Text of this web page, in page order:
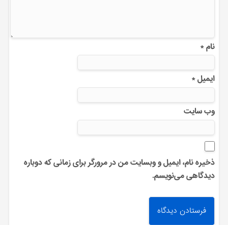
نام*
ایمیل*
وب‌ سایت
ذخیره نام، ایمیل و وبسایت من در مرورگر برای زمانی که دوباره
دیدگاهی می‌نویسم.